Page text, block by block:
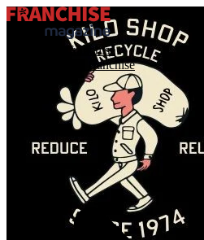
Trouver ma franchise
Actualités de la franchise